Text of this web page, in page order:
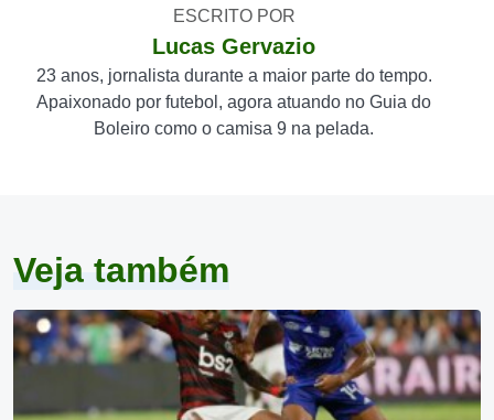
ESCRITO POR
Lucas Gervazio
23 anos, jornalista durante a maior parte do tempo.
Apaixonado por futebol, agora atuando no Guia do
Boleiro como o camisa 9 na pelada.
Veja também